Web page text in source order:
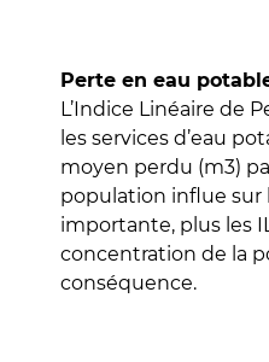
Perte en eau
L’Indice Linéaire de
les services d’eau
moyen perdu (m3)
population influe sur
importante, plus les
concentration de la
conséquence.